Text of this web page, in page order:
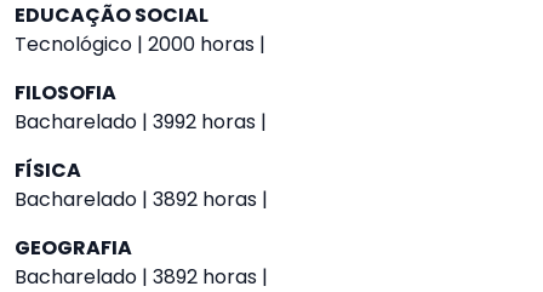
EDUCAÇÃO SOCIAL
Tecnológico | 2000 horas |
FILOSOFIA
Bacharelado | 3992 horas |
FÍSICA
Bacharelado | 3892 horas |
GEOGRAFIA
Bacharelado | 3892 horas |